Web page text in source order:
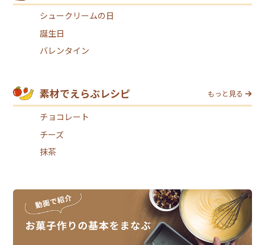
シュークリームの日
誕生日
バレンタイン
素材でえらぶレシピ もっと見る
チョコレート
チーズ
抹茶